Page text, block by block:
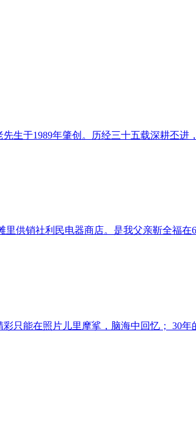
生于1989年肇创。历经三十五载深耕丕
供销社利民电器商店。是我父亲靳全福在
只能在照片儿里摩挲，脑海中回忆； 30